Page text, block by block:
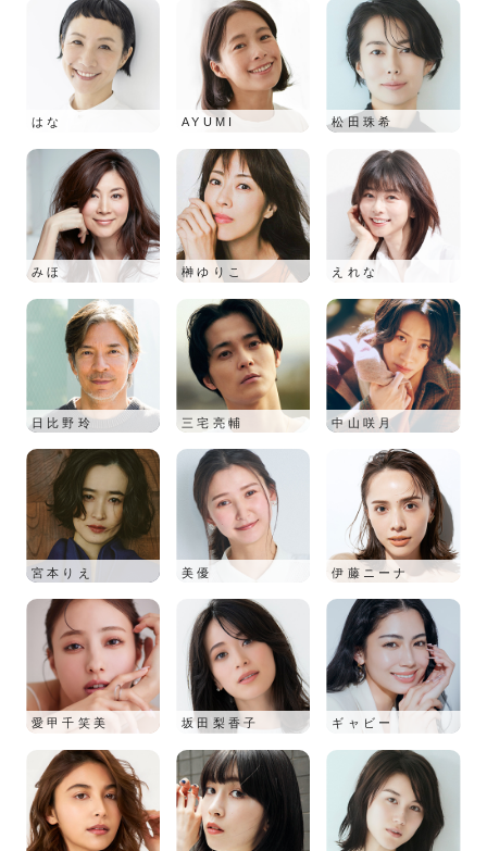
はな AYUMI 松田珠希
みほ 榊ゆりこ えれな
日比野玲 三宅亮輔 中山咲月
宮本りえ 美優 伊藤ニーナ
愛甲千笑美 坂田梨香子 ギャビー